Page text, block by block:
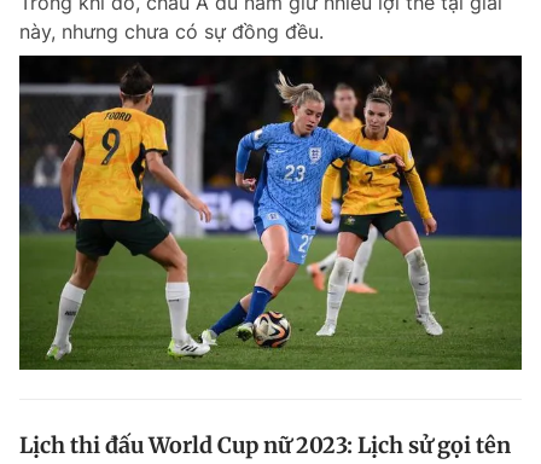
này, nhưng chưa có sự đồng đều.
Lịch thi đấu World Cup nữ 2023: Lịch sử gọi tên